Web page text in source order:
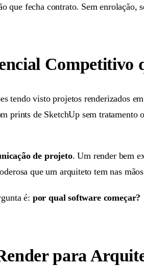
que fecha contrato. Sem
Competitivo
tendo visto projetos renderizados
prints de SketchUp sem tratamento
de projeto. Um render bem
que um arquiteto tem nas
é: por qual software começar?
para